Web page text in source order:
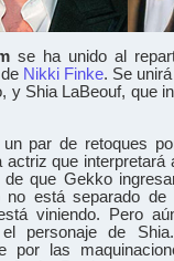
se ha unido al
Nikki Finke. Se
y Shia LaBeouf, que
un par de retoques
actriz que interpretará
que Gekko
no está separado
viniendo. Pero
personaje de
por las